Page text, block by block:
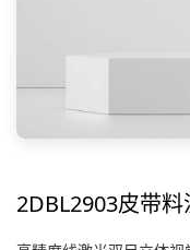
2DBL2903皮带